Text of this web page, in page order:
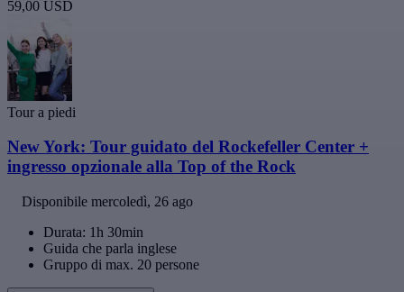
59,00 USD
Tour a piedi
New York: Tour guidato del Rockefeller Center +
ingresso opzionale alla Top of the Rock
Disponibile mercoledì, 26 ago
Durata: 1h 30min
Guida che parla inglese
Gruppo di max. 20 persone